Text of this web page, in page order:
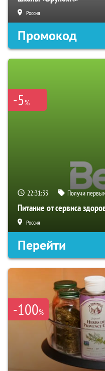
Россия
Промокод
-5%
22:31:32 Получи
Питание от сервиса
Россия
Перейти
-100%